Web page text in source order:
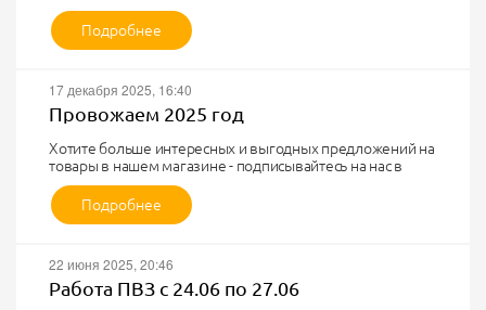
Желаем Вам светлого настроения, больше радостных
событий и ярких творческих успехов!
Обратите внимание на график работы Пункта Выдачи
Подробнее
17 декабря 2025, 16:40
Провожаем 2025 год
Хотите больше интересных и выгодных предложений на
товары в нашем магазине - подписывайтесь на нас в
социальных сетях, ловите промо-коды и пользуйтесь
выгодными предложениями!
https://vk.com/club90372305
Подробнее
22 июня 2025, 20:46
Работа ПВЗ с 24.06 по 27.06